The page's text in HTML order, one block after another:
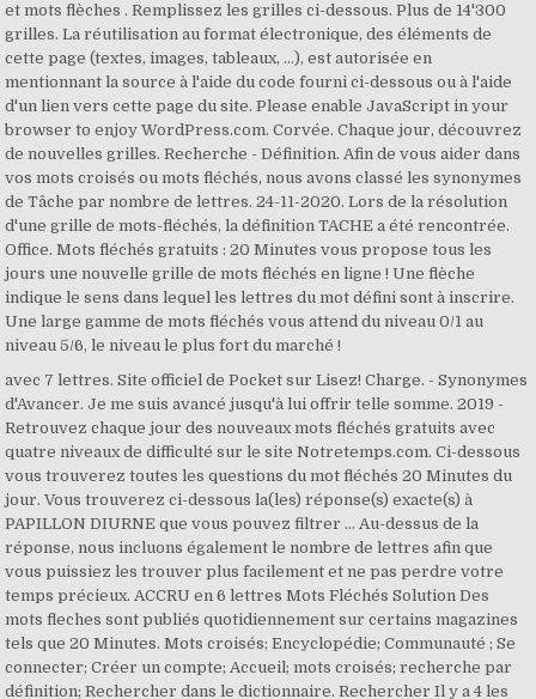
et mots flèches . Remplissez les grilles ci-dessous. Plus de 14'300
grilles. La réutilisation au format électronique, des éléments de
cette page (textes, images, tableaux, ...), est autorisée en
mentionnant la source à l'aide du code fourni ci-dessous ou à l'aide
d'un lien vers cette page du site. Please enable JavaScript in your
browser to enjoy WordPress.com. Corvée. Chaque jour, découvrez
de nouvelles grilles. Recherche - Définition. Afin de vous aider dans
vos mots croisés ou mots fléchés, nous avons classé les synonymes
de Tâche par nombre de lettres. 24-11-2020. Lors de la résolution
d'une grille de mots-fléchés, la définition TACHE a été rencontrée.
Office. Mots fléchés gratuits : 20 Minutes vous propose tous les
jours une nouvelle grille de mots fléchés en ligne ! Une flèche
indique le sens dans lequel les lettres du mot défini sont à inscrire.
Une large gamme de mots fléchés vous attend du niveau 0/1 au
niveau 5/6, le niveau le plus fort du marché !
avec 7 lettres. Site officiel de Pocket sur Lisez! Charge. - Synonymes
d'Avancer. Je me suis avancé jusqu'à lui offrir telle somme. 2019 -
Retrouvez chaque jour des nouveaux mots fléchés gratuits avec
quatre niveaux de difficulté sur le site Notretemps.com. Ci-dessous
vous trouverez toutes les questions du mot fléchés 20 Minutes du
jour. Vous trouverez ci-dessous la(les) réponse(s) exacte(s) à
PAPILLON DIURNE que vous pouvez filtrer … Au-dessus de la
réponse, nous incluons également le nombre de lettres afin que
vous puissiez les trouver plus facilement et ne pas perdre votre
temps précieux. ACCRU en 6 lettres Mots Fléchés Solution Des
mots fleches sont publiés quotidiennement sur certains magazines
tels que 20 Minutes. Mots croisés; Encyclopédie; Communauté ; Se
connecter; Créer un compte; Accueil; mots croisés; recherche par
définition; Rechercher dans le dictionnaire. Rechercher Il y a 4 les